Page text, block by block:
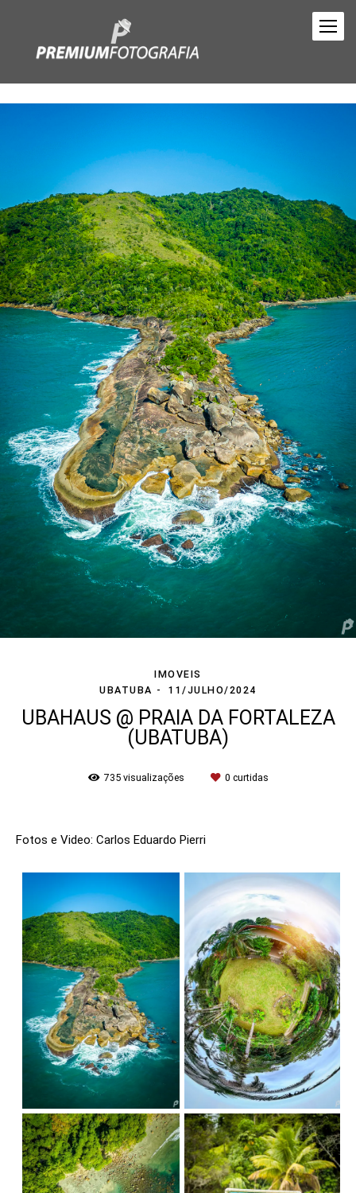
IMOVEIS
UBATUBA
11/JULHO/2024
UBAHAUS @ PRAIA DA FORTALEZA
(UBATUBA)
735visualizações 0 curtidas
Fotos e Video: Carlos Eduardo Pierri